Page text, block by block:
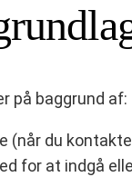
på baggrund af:
(når du
for at indgå